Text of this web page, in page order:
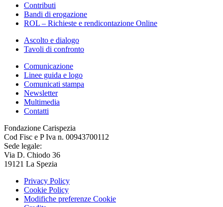
Contributi
Bandi di erogazione
ROL – Richieste e rendicontazione Online
Ascolto e dialogo
Tavoli di confronto
Comunicazione
Linee guida e logo
Comunicati stampa
Newsletter
Multimedia
Contatti
Fondazione Carispezia
Cod Fisc e P Iva n. 00943700112
Sede legale:
Via D. Chiodo 36
19121 La Spezia
Privacy Policy
Cookie Policy
Modifiche preferenze Cookie